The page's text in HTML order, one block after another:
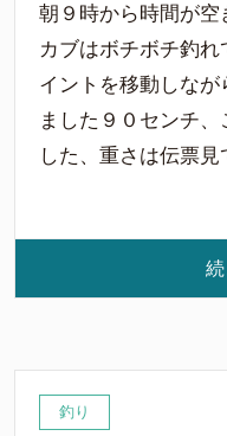
朝９時から時間が空
カブはボチボチ釣
イントを移動しな
ました９０センチ
した、重さは伝票見
釣り